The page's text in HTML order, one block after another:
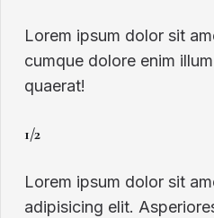
Lorem ipsum dolor sit
cumque dolore enim
quaerat!
1/2
Lorem ipsum dolor sit
adipisicing elit.